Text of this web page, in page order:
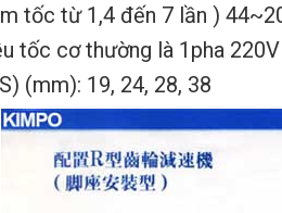
tốc từ 1,4 đến 7 lần )
tốc cơ thường là 1pha
(mm): 19, 24, 28, 38